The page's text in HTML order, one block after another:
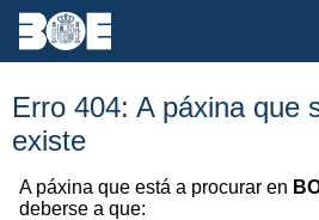
Erro 404: A páxina que
existe
A páxina que está a procurar en
deberse a que: